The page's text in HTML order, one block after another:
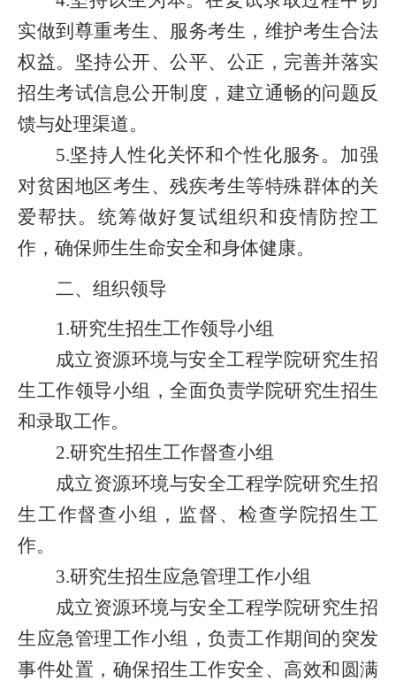
实做到尊重考生、服务考生，维护考生合法
权益。坚持公开、公平、公正，完善并落实
招生考试信息公开制度，建立通畅的问题反
馈与处理渠道。
5.坚持人性化关怀和个性化服务。加强
对贫困地区考生、残疾考生等特殊群体的关
爱帮扶。统筹做好复试组织和疫情防控工
作，确保师生生命安全和身体健康。
二、组织领导
1.研究生招生工作领导小组
成立资源环境与安全工程学院研究生招
生工作领导小组，全面负责学院研究生招生
和录取工作。
2.研究生招生工作督查小组
成立资源环境与安全工程学院研究生招
生工作督查小组，监督、检查学院招生工
作。
3.研究生招生应急管理工作小组
成立资源环境与安全工程学院研究生招
生应急管理工作小组，负责工作期间的突发
事件处置，确保招生工作安全、高效和圆满